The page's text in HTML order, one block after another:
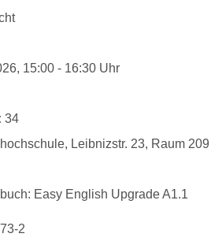
15:00 - 16:30 Uhr
34
Leibnizstr. 23, Raum 209
Easy English Upgrade A1.1
2